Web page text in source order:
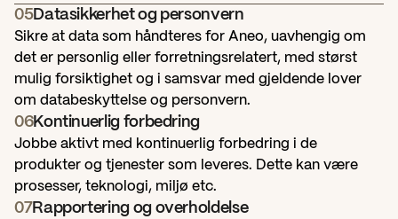
05Datasikkerhet og personvern
Sikre at data som håndteres for Aneo, uavhengig om
det er personlig eller forretningsrelatert, med størst
mulig forsiktighet og i samsvar med gjeldende lover
om databeskyttelse og personvern.
06Kontinuerlig forbedring
Jobbe aktivt med kontinuerlig forbedring i de
produkter og tjenester som leveres. Dette kan være
prosesser, teknologi, miljø etc.
07Rapportering og overholdelse